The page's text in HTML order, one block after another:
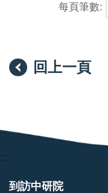
每頁筆數:
回上一頁
:::
到訪中研院